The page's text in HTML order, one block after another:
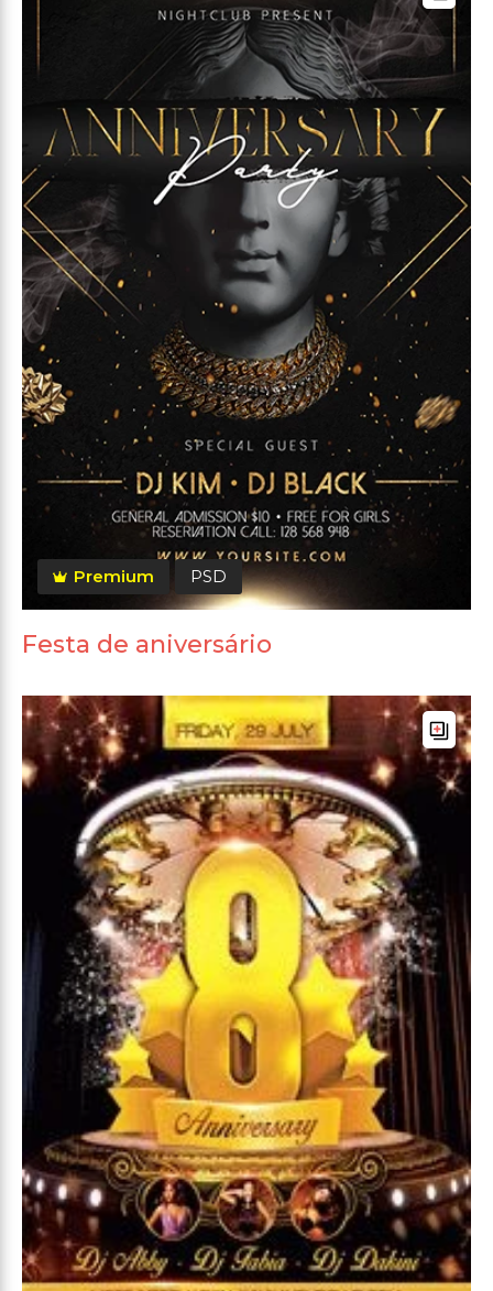
Premium PSD
Festa de aniversário